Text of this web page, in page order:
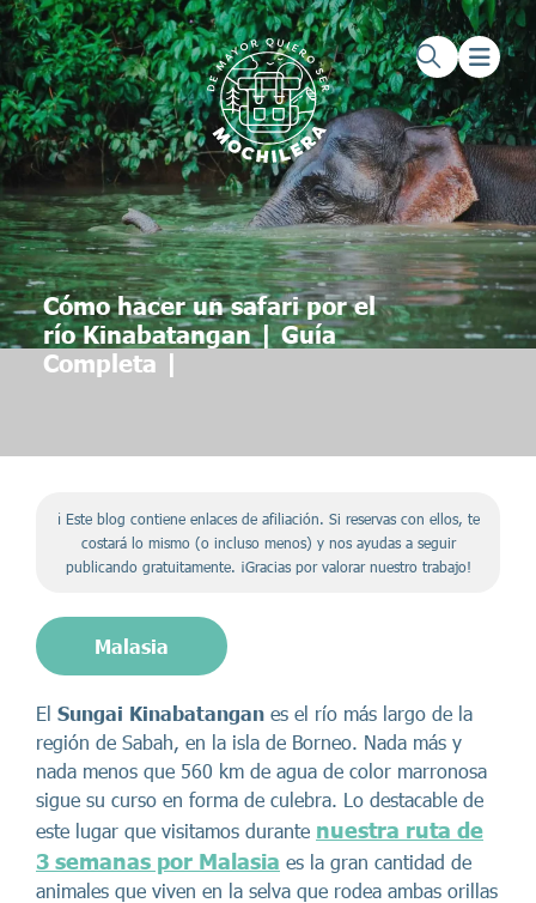
Saltar al contenido principal
Saltar al pie de página
Cómo hacer un safari por el
río Kinabatangan | Guía
Completa |
ℹ️ Este blog contiene enlaces de afiliación. Si reservas con ellos, te
costará lo mismo (o incluso menos) y nos ayudas a seguir
publicando gratuitamente. ¡Gracias por valorar nuestro trabajo!
Malasia
El Sungai Kinabatangan es el río más largo de la
región de Sabah, en la isla de Borneo. Nada más y
nada menos que 560 km de agua de color marronosa
sigue su curso en forma de culebra. Lo destacable de
este lugar que visitamos durante nuestra ruta de
3 semanas por Malasia es la gran cantidad de
animales que viven en la selva que rodea ambas orillas